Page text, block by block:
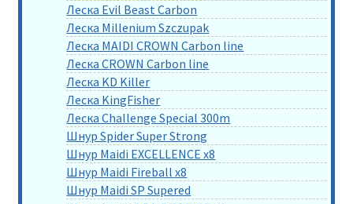
Леска Evil Beast Carbon
Леска Millenium Szczupak
Леска MAIDI CROWN Carbon line
Леска CROWN Carbon line
Леска KD Killer
Леска KingFisher
Леска Challenge Special 300m
Шнур Spider Super Strong
Шнур Maidi EXCELLENCE x8
Шнур Maidi Fireball x8
Шнур Maidi SP Supered